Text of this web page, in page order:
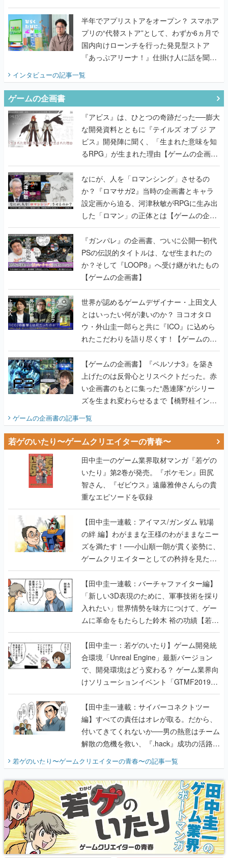
うこだわりをプロデューサーに聞いた
半年でアプリストアをオープン？ スマホア
プリの“代替ストア”として、わずか6ヵ月で
国内向けローンチを行った発見型ストア
『あっぷアリーナ！』仕掛け人に話を聞い
てみた
インタビューの記事一覧
ゲームの企画書
『アビス』は、ひとつの奇跡だった──膨大
な開発資料とともに『テイルズ オブ ジ ア
ビス』開発陣に聞く、「生まれた意味を知
るRPG」が生まれた理由【ゲームの企画
書】
なにが、人を「ロマンシング」させるの
か？『ロマサガ2』当時の企画書とキャラ
設定画から迫る、河津秋敏がRPGに生み出
した「ロマン」の正体とは【ゲームの企画
書】
『ガンパレ』の企画書、ついに公開━初代
PSの伝説的タイトルは、なぜ生まれたの
か？そして『LOOP8』へ受け継がれたもの
【ゲームの企画書】
世界が認めるゲームデザイナー・上田文人
とはいったい何が凄いのか？ ヨコオタロ
ウ・外山圭一郎らと共に『ICO』に込めら
れたこだわりを語り尽くす！【ゲームの企
画書】
【ゲームの企画書】『ペルソナ3』を築き
上げたのは反骨心とリスペクトだった。赤
い企画書のもとに集った“愚連隊”がシリー
ズを生まれ変わらせるまで【橋野桂インタ
ビュー】
ゲームの企画書の記事一覧
若ゲのいたり〜ゲームクリエイターの青春〜
田中圭一のゲーム業界取材マンガ『若ゲの
いたり』第2巻が発売。『ポケモン』田尻
智さん、『ゼビウス』遠藤雅伸さんらの貴
重なエピソードを収録
【田中圭一連載：アイマス/ガンダム 戦場
の絆 編】わがままな王様のわがままなニー
ズを満たす！──小山順一朗が貫く姿勢に、
ゲームクリエイターとしての矜持を見た
【若ゲのいたり最終回】
【田中圭一連載：バーチャファイター編】
「新しい3D表現のために、軍事技術を採り
入れたい」世界情勢を味方につけて、ゲー
ムに革命をもたらした鈴木 裕の功績【若ゲ
のいたり】
【田中圭一：若ゲのいたり】ゲーム開発統
合環境「Unreal Engine」最新バージョン
で、開発環境はどう変わる？ ゲーム業界向
けソリューションイベント「GTMF2019」
に行って、より理解を深めよう【PR】
【田中圭一連載：サイバーコネクトツー
編】すべての責任はオレが取る。だから、
付いてきてくれないか──男の熱意はチーム
解散の危機を救い、『.hack』成功の活路を
開く。業界の快男児・松山 洋に流れる血は
『少年ジャンプ』色だった【若ゲのいた
り】
若ゲのいたり〜ゲームクリエイターの青春〜の記事一覧